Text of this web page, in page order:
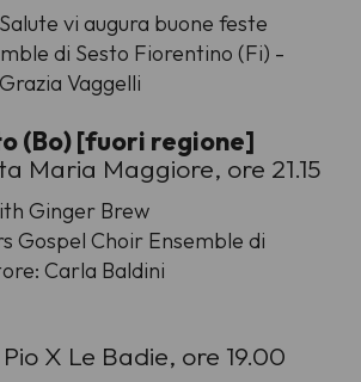
vi augura buone feste
di Sesto Fiorentino (Fi) -
Vaggelli
(Bo) [fuori regione]
Maria Maggiore, ore 21.15
Ginger Brew
Gospel Choir Ensemble di
Carla Baldini
X Le Badie, ore 19.00